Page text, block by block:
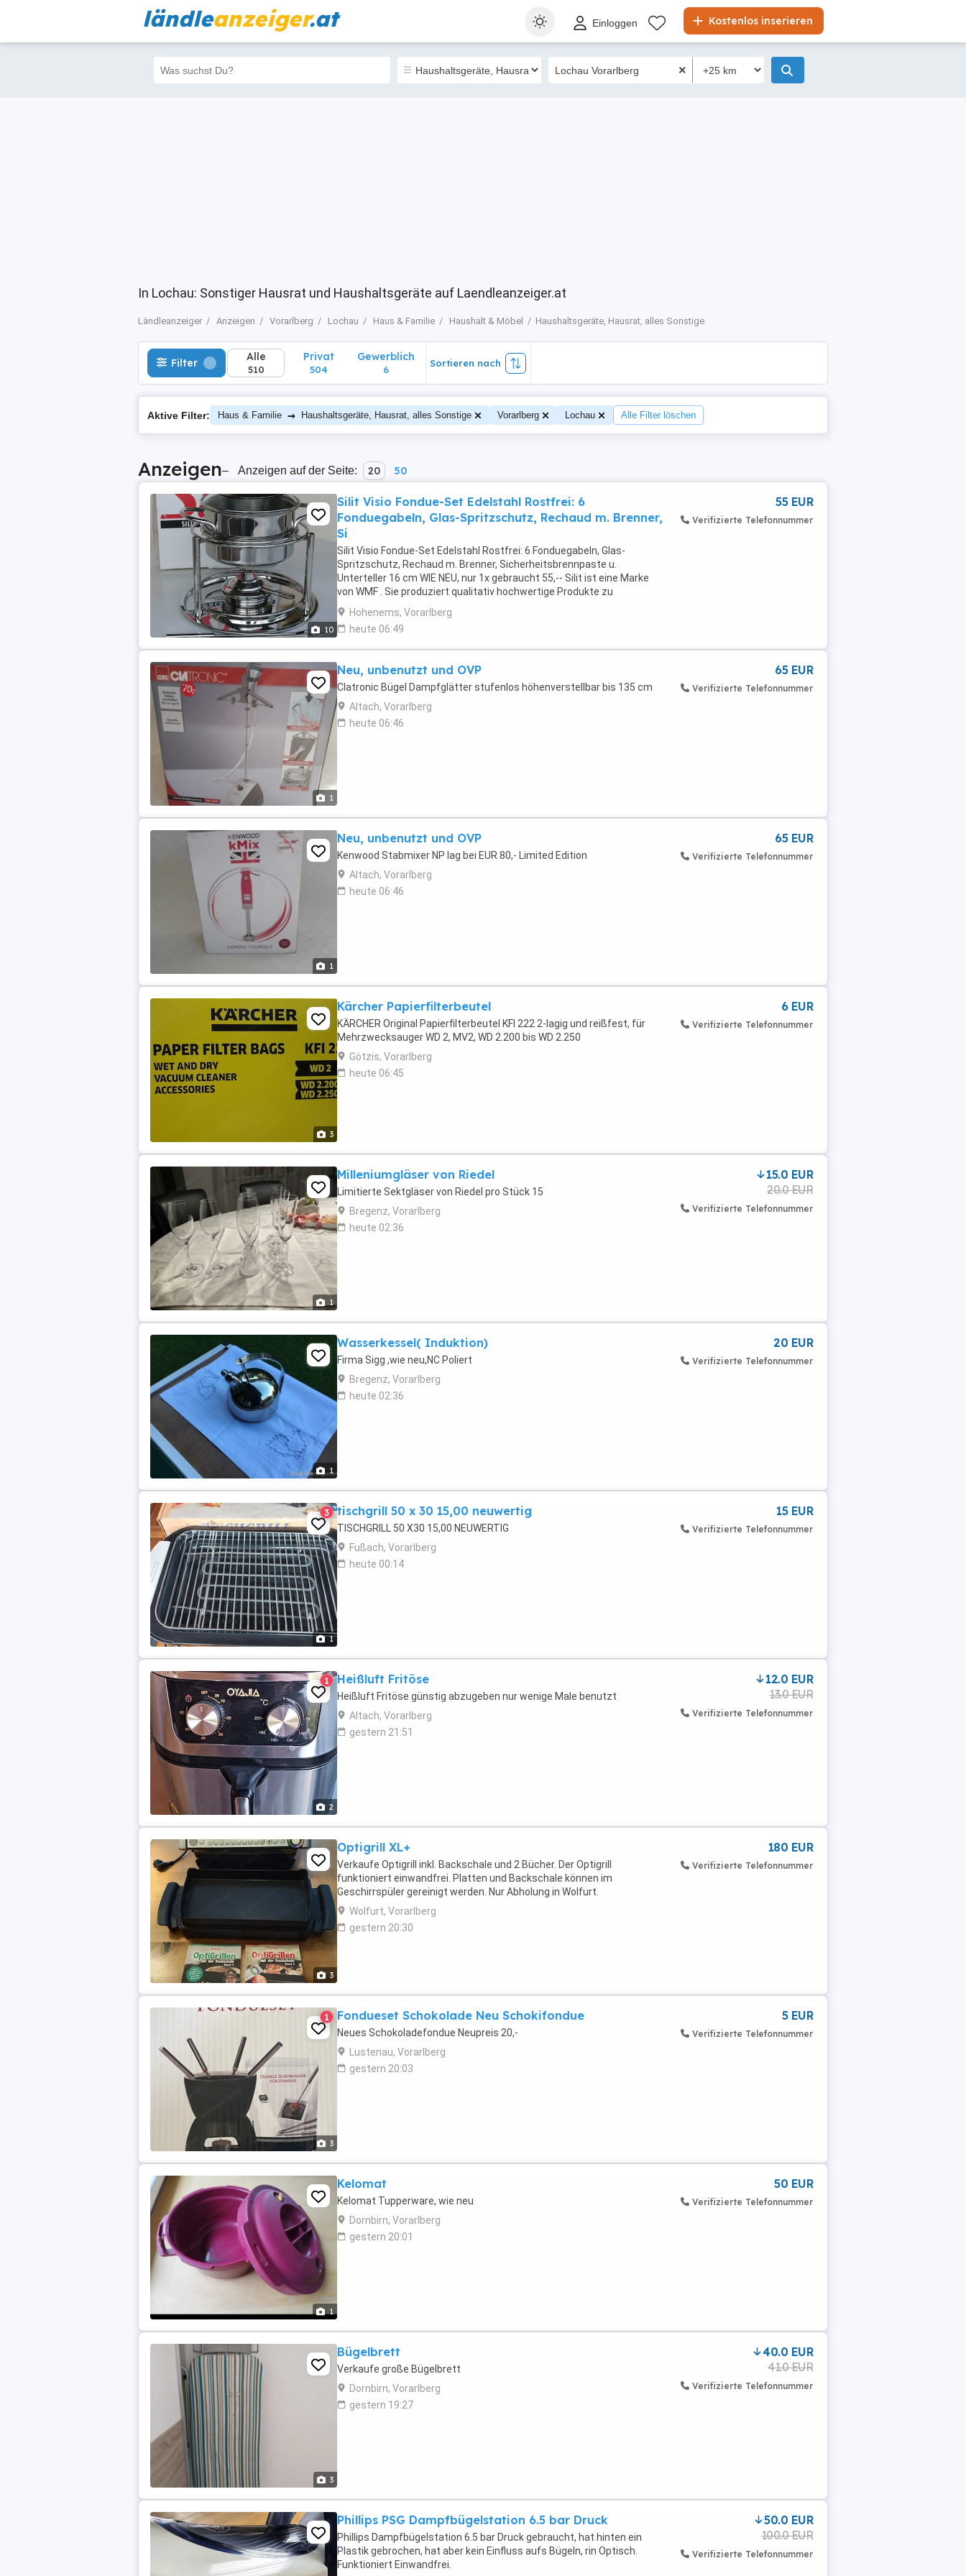
ländleanzeiger.at Kostenlos inserieren
Einloggen
In Lochau: Sonstiger Hausrat und Haushaltsgeräte auf Laendleanzeiger.at
Ländleanzeiger Anzeigen Vorarlberg Lochau Haus & Familie Haushalt & Möbel Haushaltsgeräte, Hausrat, alles Sonstige
Filter Alle
510
Privat
504
Filter Alle
510
Privat
504
Gewerblich
6
Sortieren nach
Aktive Filter: Haus & Familie → Haushaltsgeräte, Hausrat, alles Sonstige Vorarlberg Lochau Alle Filter löschen
Anzeigen– Anzeigen auf der Seite: 20 50
10
Silit Visio Fondue-Set Edelstahl Rostfrei: 6
Fonduegabeln, Glas-Spritzschutz, Rechaud m. Brenner,
Si
Silit Visio Fondue-Set Edelstahl Rostfrei: 6 Fonduegabeln, Glas-
Spritzschutz, Rechaud m. Brenner, Sicherheitsbrennpaste u.
Unterteller 16 cm WIE NEU, nur 1x gebraucht 55,-- Silit ist eine Marke
von WMF . Sie produziert qualitativ hochwertige Produkte zu
wettbewerbsfähigen Preisen. Seit 100 ...
Hohenems, Vorarlberg
heute 06:49
55 EUR
Verifizierte Telefonnummer
1
Neu, unbenutzt und OVP
Clatronic Bügel Dampfglätter stufenlos höhenverstellbar bis 135 cm
Altach, Vorarlberg
heute 06:46
65 EUR
Verifizierte Telefonnummer
1
Neu, unbenutzt und OVP
Kenwood Stabmixer NP lag bei EUR 80,- Limited Edition
Altach, Vorarlberg
heute 06:46
65 EUR
Verifizierte Telefonnummer
3
Kärcher Papierfilterbeutel
KÄRCHER Original Papierfilterbeutel KFI 222 2-lagig und reißfest, für
Mehrzwecksauger WD 2, MV2, WD 2.200 bis WD 2.250
Götzis, Vorarlberg
heute 06:45
6 EUR
Verifizierte Telefonnummer
1
Milleniumgläser von Riedel
Limitierte Sektgläser von Riedel pro Stück 15
Bregenz, Vorarlberg
heute 02:36
15.0 EUR
20.0 EUR
Verifizierte Telefonnummer
1
Wasserkessel( Induktion)
Firma Sigg ,wie neu,NC Poliert
Bregenz, Vorarlberg
heute 02:36
20 EUR
Verifizierte Telefonnummer
1
3 tischgrill 50 x 30 15,00 neuwertig
TISCHGRILL 50 X30 15,00 NEUWERTIG
Fußach, Vorarlberg
heute 00:14
15 EUR
Verifizierte Telefonnummer
2
1 Heißluft Fritöse
Heißluft Fritöse günstig abzugeben nur wenige Male benutzt
Altach, Vorarlberg
gestern 21:51
12.0 EUR
13.0 EUR
Verifizierte Telefonnummer
3
Optigrill XL+
Verkaufe Optigrill inkl. Backschale und 2 Bücher. Der Optigrill
funktioniert einwandfrei. Platten und Backschale können im
Geschirrspüler gereinigt werden. Nur Abholung in Wolfurt.
Wolfurt, Vorarlberg
gestern 20:30
180 EUR
Verifizierte Telefonnummer
3
1 Fondueset Schokolade Neu Schokifondue
Neues Schokoladefondue Neupreis 20,-
Lustenau, Vorarlberg
gestern 20:03
5 EUR
Verifizierte Telefonnummer
1
Kelomat
Kelomat Tupperware, wie neu
Dornbirn, Vorarlberg
gestern 20:01
50 EUR
Verifizierte Telefonnummer
3
Bügelbrett
Verkaufe große Bügelbrett
Dornbirn, Vorarlberg
gestern 19:27
40.0 EUR
41.0 EUR
Verifizierte Telefonnummer
Phillips PSG Dampfbügelstation 6.5 bar Druck
Phillips Dampfbügelstation 6.5 bar Druck gebraucht, hat hinten ein
Plastik gebrochen, hat aber kein Einfluss aufs Bügeln, rin Optisch.
Funktioniert Einwandfrei.
50.0 EUR
100.0 EUR
Verifizierte Telefonnummer